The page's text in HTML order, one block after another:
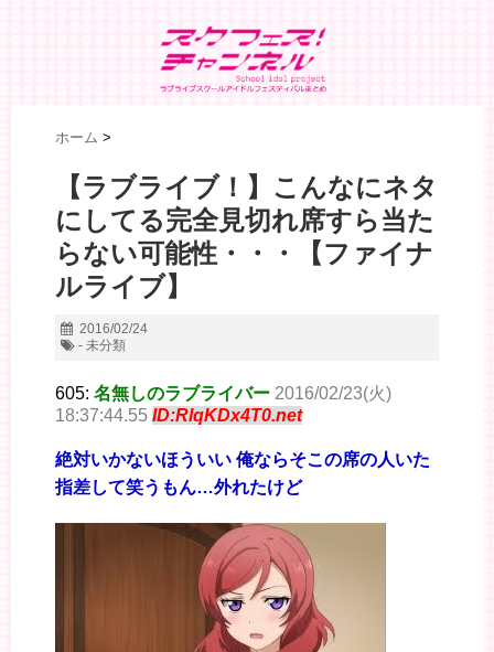
ホーム >
【ラブライブ！】こんなにネタ
にしてる完全見切れ席すら当た
らない可能性・・・【ファイナ
ルライブ】
2016/02/24
- 未分類
605: 名無しのラブライバー 2016/02/23(火)
18:37:44.55 ID:RlqKDx4T0.net
絶対いかないほういい 俺ならそこの席の人いた
指差して笑うもん…外れたけど